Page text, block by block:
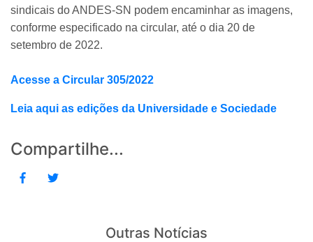
sindicais do ANDES-SN podem encaminhar as imagens,
conforme especificado na circular, até o dia 20 de
setembro de 2022.
Acesse a Circular 305/2022
Leia aqui as edições da Universidade e Sociedade
Compartilhe...
Outras Notícias